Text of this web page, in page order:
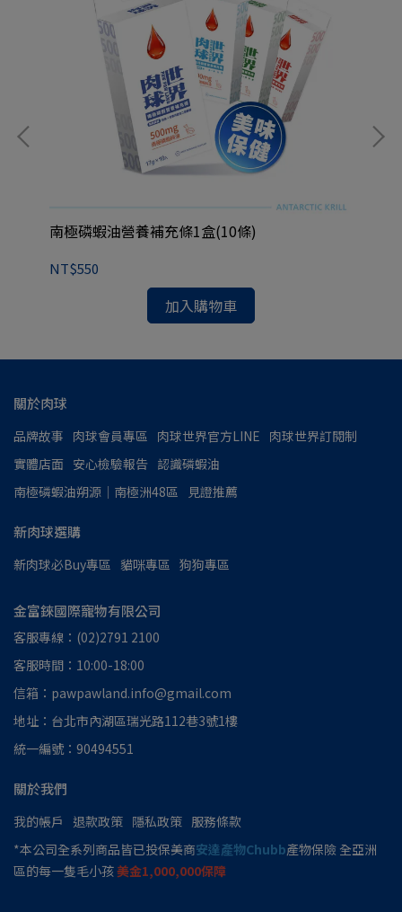
南極磷蝦油營養補充條1盒(10條)
NT$550
加入購物車
關於肉球
品牌故事 肉球會員專區 肉球世界官方LINE 肉球世界訂閱制
實體店面 安心檢驗報告 認識磷蝦油
南極磷蝦油朔源│南極洲48區
見證推薦
新肉球選購
新肉球必Buy專區 貓咪專區 狗狗專區
金富錸國際寵物有限公司
客服專線：(02)2791 2100
客服時間：10:00-18:00
信箱：pawpawland.info@gmail.com
地址：台北市內湖區瑞光路112巷3號1樓
統一編號：90494551
關於我們
我的帳戶 退款政策 隱私政策 服務條款
*本公司全系列商品皆已投保美商安達產物Chubb產物保險 全亞洲
區的每一隻毛小孩美金1,000,000保障